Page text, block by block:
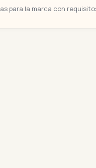
para la marca con